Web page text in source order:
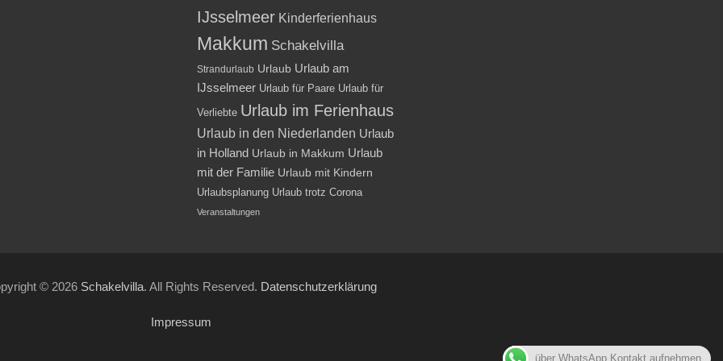
IJsselmeer Kinderferienhaus
Makkum Schakelvilla
Strandurlaub Urlaub Urlaub am
IJsselmeer Urlaub für Paare Urlaub für
Verliebte Urlaub im Ferienhaus
Urlaub in den Niederlanden Urlaub
in Holland Urlaub in Makkum Urlaub
mit der Familie Urlaub mit Kindern
Urlaubsplanung Urlaub trotz Corona
Veranstaltungen
© 2026 Schakelvilla. All Rights Reserved. Datenschutzerklärung
Impressum
über WhatsApp Kontakt aufnehmen